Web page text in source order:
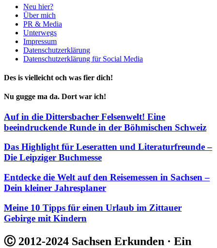
Neu hier?
Über mich
PR & Media
Unterwegs
Impressum
Datenschutzerklärung
Datenschutzerklärung für Social Media
Des is vielleicht och was fier dich!
Nu gugge ma da. Dort war ich!
Auf in die Dittersbacher Felsenwelt! Eine
beeindruckende Runde in der Böhmischen Schweiz
Das Highlight für Leseratten und Literaturfreunde –
Die Leipziger Buchmesse
Entdecke die Welt auf den Reisemessen in Sachsen –
Dein kleiner Jahresplaner
Meine 10 Tipps für einen Urlaub im Zittauer
Gebirge mit Kindern
Ⓒ 2012-2024 Sachsen Erkunden · Ein